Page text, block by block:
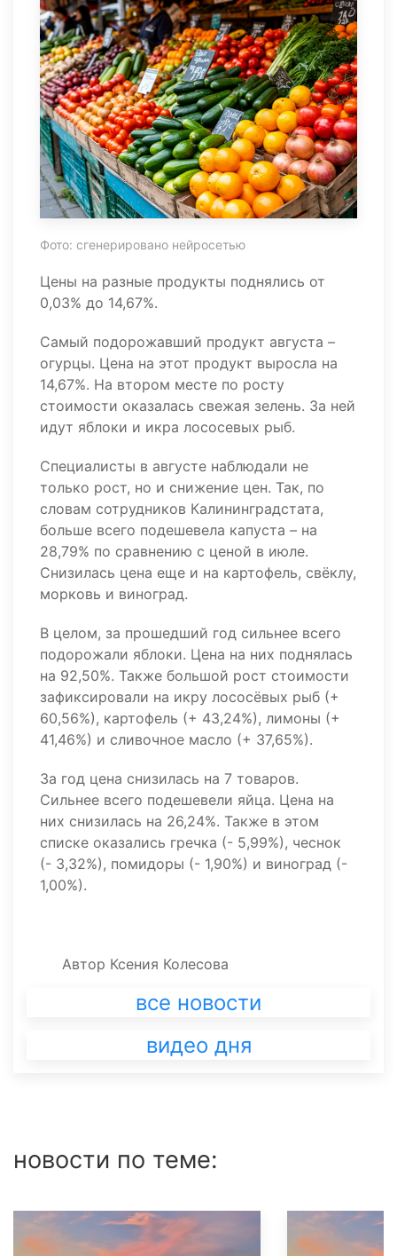
Фото: сгенерировано нейросетью
Цены на разные продукты поднялись от
0,03% до 14,67%.
Самый подорожавший продукт августа –
огурцы. Цена на этот продукт выросла на
14,67%. На втором месте по росту
стоимости оказалась свежая зелень. За ней
идут яблоки и икра лососевых рыб.
Специалисты в августе наблюдали не
только рост, но и снижение цен. Так, по
словам сотрудников Калининградстата,
больше всего подешевела капуста – на
28,79% по сравнению с ценой в июле.
Снизилась цена еще и на картофель, свёклу,
морковь и виноград.
В целом, за прошедший год сильнее всего
подорожали яблоки. Цена на них поднялась
на 92,50%. Также большой рост стоимости
зафиксировали на икру лососёвых рыб (+
60,56%), картофель (+ 43,24%), лимоны (+
41,46%) и сливочное масло (+ 37,65%).
За год цена снизилась на 7 товаров.
Сильнее всего подешевели яйца. Цена на
них снизилась на 26,24%. Также в этом
списке оказались гречка (- 5,99%), чеснок
(- 3,32%), помидоры (- 1,90%) и виноград (-
1,00%).
Автор Ксения Колесова
все новости
видео дня
новости по теме: